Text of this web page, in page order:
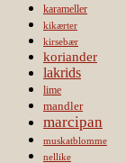
karameller
kikærter
kirsebær
koriander
lakrids
lime
mandler
marcipan
muskatblomme
nellike